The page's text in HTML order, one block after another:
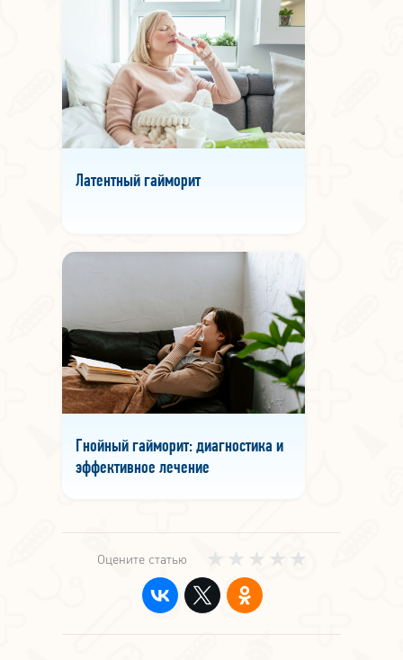
Латентный гайморит
Гнойный гайморит: диагностика и
эффективное лечение
Оцените статью